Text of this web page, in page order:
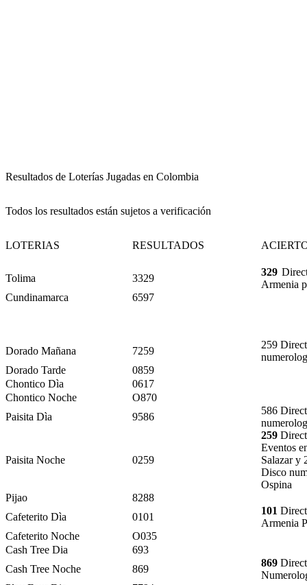
Resultados de Loterías Jugadas en Colombia
Todos los resultados están sujetos a verificación
LOTERIAS RESULTADOS
Tolima 3329
329
Armenia
Cundinamarca
6597
Dorado Mañana 7259
259
Dorado Tarde
0859
Chontico Dìa
0617
Chontico Noche
O870
Paisita Dìa
9586
586
Paisita Noche 0259
259
Eventos
Salazar y
Disco
Ospina
Pijao
8288
Cafeterito Dìa
0101
101
Armenia
Cafeterito Noche
O035
Cash Tree Dia
693
Cash Tree Noche
869
869